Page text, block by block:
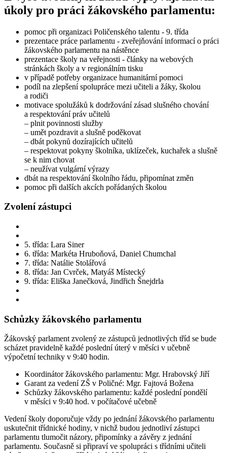
úkoly pro práci žákovského parlamentu:
pomoc při organizaci Poličenského talentu - 9. třída
prezentace práce parlamentu - zveřejňování informací o práci
žákovského parlamentu na nástěnce
prezentace školy na veřejnosti - články na webových
stránkách školy a v regionálním tisku
v případě potřeby organizace humanitární pomoci
podíl na zlepšení spolupráce mezi učiteli a žáky, školou
a rodiči
motivace spolužáků k dodržování zásad slušného chování
a respektování práv učitelů
– plnit povinnosti služby
– umět pozdravit a slušně poděkovat
– dbát pokynů dozírajících učitelů
– respektovat pokyny školníka, uklízeček, kuchařek a slušně
se k nim chovat
– neužívat vulgární výrazy
dbát na respektování školního řádu, připomínat změn
pomoc při dalších akcích pořádaných školou
Zvolení zástupci
5. třída: Lara Siner
6. třída: Markéta Hruboňová, Daniel Chumchal
7. třída: Natálie Stolářová
8. třída: Jan Cvrček, Matyáš Místecký
9. třída: Eliška Janečková, Jindřich Šnejdrla
Schůzky žákovského parlamentu
Žákovský parlament zvolený ze zástupců jednotlivých tříd se bude
scházet pravidelně každé poslední úterý v měsíci v učebně
výpočetní techniky v 9:40 hodin.
Koordinátor žákovského parlamentu: Mgr. Hrabovský Jiří
Garant za vedení ZŠ v Poličné: Mgr. Fajtová Božena
Schůzky žákovského parlamentu: každé poslední pondělí
v měsíci v 9:40 hod. v počítačové učebně
Vedení školy doporučuje vždy po jednání žákovského parlamentu
uskutečnit třídnické hodiny, v nichž budou jednotliví zástupci
parlamentu tlumočit názory, připomínky a závěry z jednání
parlamentu. Současně si připraví ve spolupráci s třídními učiteli